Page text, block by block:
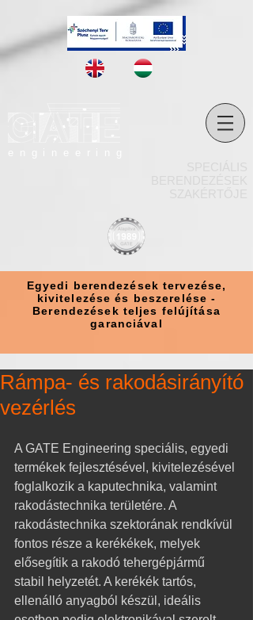
Egyedi berendezések tervezése,
kivitelezése és beszerelése -
Berendezések teljes felújítása
garanciával
Rámpa- és rakodásirányító
vezérlés
A GATE Engineering speciális, egyedi
termékek fejlesztésével, kivitelezésével
foglalkozik a kaputechnika, valamint
rakodástechnika területére. A
rakodástechnika szektorának rendkívül
fontos része a kerékékek, melyek
elősegítik a rakodó tehergépjármű
stabil helyzetét. A kerékék tartós,
ellenálló anyagból készül, ideális